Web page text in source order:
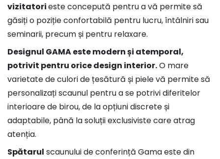
vizitatorieste concepută pentru a vă permite să
găsiți o poziție confortabilă pentru lucru, întâlniri sau
seminarii, precum și pentru relaxare.
Designul GAMA este modern și atemporal,
potrivit pentru orice design interior.O mare
varietate de culori de țesătură și piele vă permite să
personalizați scaunul pentru a se potrivi diferitelor
interioare de birou, de la opțiuni discrete și
adaptabile, până la soluții exclusiviste care atrag
atenția.
Spătarul scaunului de conferință Gama este din